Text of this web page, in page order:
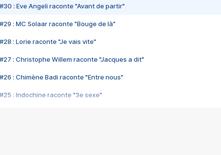
#30 : Eve Angeli raconte "Avant de partir"
#29 : MC Solaar raconte "Bouge de là"
#28 : Lorie raconte "Je vais vite"
#27 : Christophe Willem raconte "Jacques a dit"
#26 : Chimène Badi raconte "Entre nous"
#25 : Indochine raconte "3e sexe"